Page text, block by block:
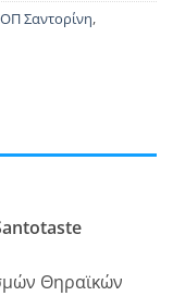
Σαντορίνη,
Θηραϊκών